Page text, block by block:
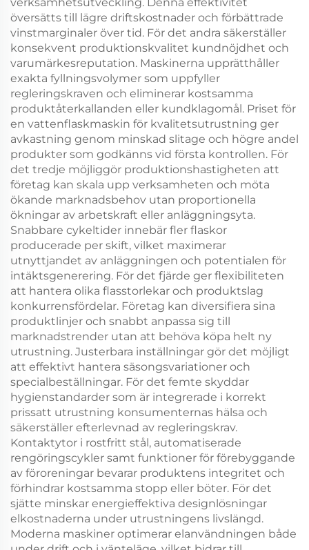
översätts till lägre driftskostnader och förbättrade
vinstmarginaler över tid. För det andra säkerställer
konsekvent produktionskvalitet kundnöjdhet och
varumärkesreputation. Maskinerna upprätthåller
exakta fyllningsvolymer som uppfyller
regleringskraven och eliminerar kostsamma
produktåterkallanden eller kundklagomål. Priset för
en vattenflaskmaskin för kvalitetsutrustning ger
avkastning genom minskad slitage och högre andel
produkter som godkänns vid första kontrollen. För
det tredje möjliggör produktionshastigheten att
företag kan skala upp verksamheten och möta
ökande marknadsbehov utan proportionella
ökningar av arbetskraft eller anläggningsyta.
Snabbare cykeltider innebär fler flaskor
producerade per skift, vilket maximerar
utnyttjandet av anläggningen och potentialen för
intäktsgenerering. För det fjärde ger flexibiliteten
att hantera olika flasstorlekar och produktslag
konkurrensfördelar. Företag kan diversifiera sina
produktlinjer och snabbt anpassa sig till
marknadstrender utan att behöva köpa helt ny
utrustning. Justerbara inställningar gör det möjligt
att effektivt hantera säsongsvariationer och
specialbeställningar. För det femte skyddar
hygienstandarder som är integrerade i korrekt
prissatt utrustning konsumenternas hälsa och
säkerställer efterlevnad av regleringskrav.
Kontaktytor i rostfritt stål, automatiserade
rengöringscykler samt funktioner för förebyggande
av föroreningar bevarar produktens integritet och
förhindrar kostsamma stopp eller böter. För det
sjätte minskar energieffektiva designlösningar
elkostnaderna under utrustningens livslängd.
Moderna maskiner optimerar elanvändningen både